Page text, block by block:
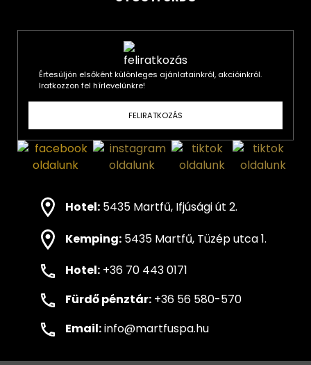
Értesüljön elsőként különleges ajánlatainkról, akcióinkról.
Iratkozzon fel hírlevelünkre!
FELIRATKOZÁS
Hotel: 5435 Martfű, Ifjúsági út 2.
Kemping: 5435 Martfű, Tüzép utca 1.
Hotel: +36 70 443 0171
Fürdő pénztár: +36 56 580-570
Email:info@martfuspa.hu